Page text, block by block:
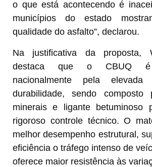
o que está acontecendo é
municípios do estado
qualidade do asfalto”, declarou.
Na justificativa da proposta,
destaca que o CBUQ é
nacionalmente pela
durabilidade, sendo composto
minerais e ligante betuminoso
rigoroso controle técnico. O
melhor desempenho estrutural,
eficiência o tráfego intenso de
oferece maior resistência às